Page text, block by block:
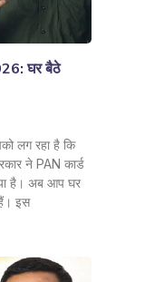
घर बैठे
लग रहा है कि
ने PAN कार्ड
है। अब आप घर
इस